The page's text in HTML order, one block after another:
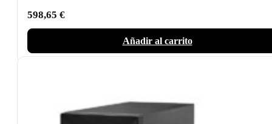
598,65 €
Añadir al carrito